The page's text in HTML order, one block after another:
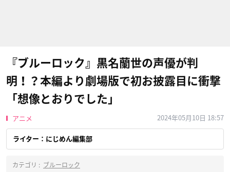
『ブルーロック』黒名蘭世の声優が判
明！？本編より劇場版で初お披露目に衝撃
「想像とおりでした」
アニメ 2024年05月10日 18:57
ライター：にじめん編集部
カテゴリ : ブルーロック